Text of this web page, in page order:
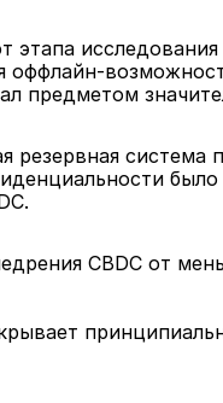
оффлайн-
предметом
система
CBDC от